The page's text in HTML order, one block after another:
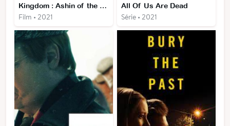
Kingdom : Ashin of the North
Film • 2021
All Of Us Are Dead
Série • 2021